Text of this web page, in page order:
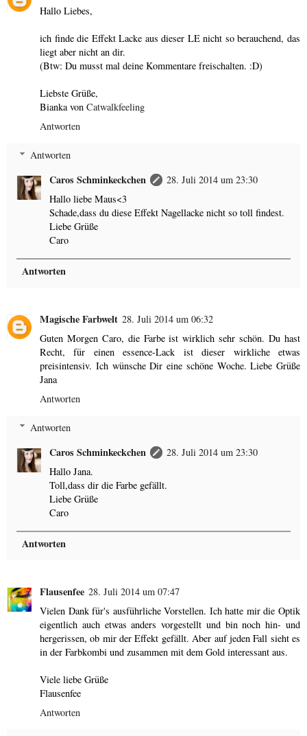
Hallo Liebes,
ich finde die Effekt Lacke aus dieser LE nicht so berauchend, das
liegt aber nicht an dir.
(Btw: Du musst mal deine Kommentare freischalten. :D)
Liebste Grüße,
Bianka von Catwalkfeeling
Antworten
Antworten
Caros Schminkeckchen
28. Juli 2014 um 23:30
Hallo liebe Maus<3
Schade,dass du diese Effekt Nagellacke nicht so toll findest.
Liebe Grüße
Caro
Antworten
Magische Farbwelt 28. Juli 2014 um 06:32
Guten Morgen Caro, die Farbe ist wirklich sehr schön. Du hast
Recht, für einen essence-Lack ist dieser wirkliche etwas
preisintensiv. Ich wünsche Dir eine schöne Woche. Liebe Grüße
Jana
Antworten
Antworten
Caros Schminkeckchen
28. Juli 2014 um 23:30
Hallo Jana.
Toll,dass dir die Farbe gefällt.
Liebe Grüße
Caro
Antworten
Flausenfee 28. Juli 2014 um 07:47
Vielen Dank für's ausführliche Vorstellen. Ich hatte mir die Optik
eigentlich auch etwas anders vorgestellt und bin noch hin- und
hergerissen, ob mir der Effekt gefällt. Aber auf jeden Fall sieht es
in der Farbkombi und zusammen mit dem Gold interessant aus.
Viele liebe Grüße
Flausenfee
Antworten